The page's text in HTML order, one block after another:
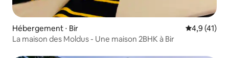
Hébergement ⋅ Bir Évaluation
4,9 (41)
La maison des Moldus - Une maison 2BHK à Bir